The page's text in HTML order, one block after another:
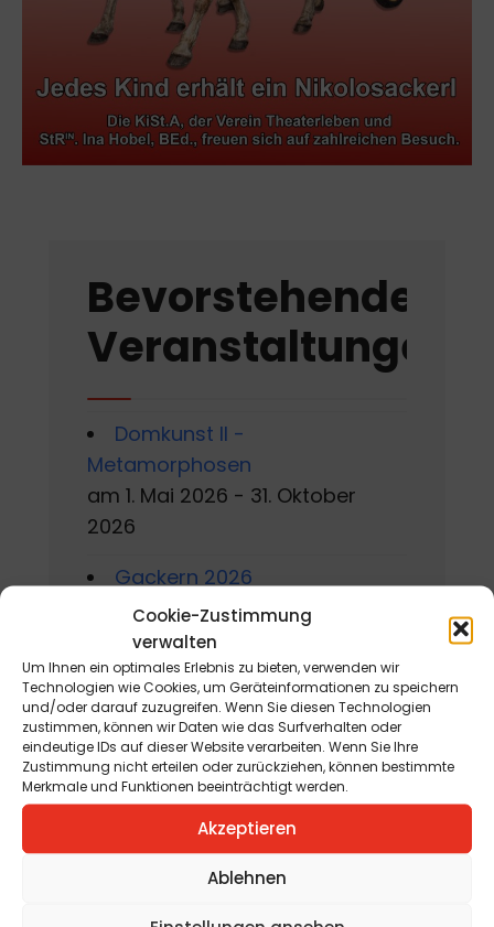
Cookie-Zustimmung
verwalten
Um Ihnen ein optimales Erlebnis zu bieten, verwenden wir
Technologien wie Cookies, um Geräteinformationen zu speichern
und/oder darauf zuzugreifen. Wenn Sie diesen Technologien
zustimmen, können wir Daten wie das Surfverhalten oder
eindeutige IDs auf dieser Website verarbeiten. Wenn Sie Ihre
Zustimmung nicht erteilen oder zurückziehen, können bestimmte
Merkmale und Funktionen beeinträchtigt werden.
Akzeptieren
Ablehnen
Bevorstehende
Veranstaltungen
Domkunst II -
Metamorphosen
am 1. Mai 2026 - 31. Oktober
2026
Gackern 2026
am 7. August 2026 - 16. August
2026
Sommerworkshop der
Kärntner Kindermalschule in St.
Andrä
am 10. August 2026 - 15. August
2026
Jahreskreisfest Schnitterin